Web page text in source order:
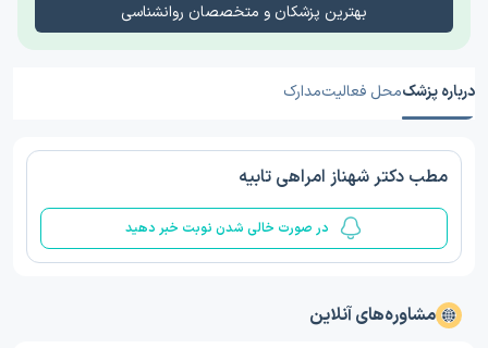
بهترین پزشکان و متخصصان روانشناسی
درباره پزشکمحل فعالیتمدارک
مطب دکتر شهناز امراهی تابيه
در صورت خالی شدن نوبت خبر دهید
مشاوره‌های آنلاین